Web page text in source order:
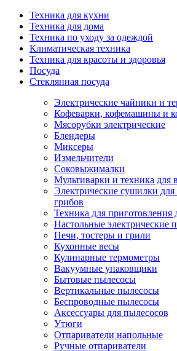
Техника для кухни
Техника для дома
Техника по уходу за одеждой
Климатическая техника
Техника для красоты и здоровья
Посуда
Стеклянная посуда
Электрические чайники и
Кофеварки, кофемашины и
Мясорубки электрические
Блендеры
Миксеры
Измельчители
Соковыжималки
Мультиварки и техника для
Электрические сушилки
грибов
Техника для приготовления
Настольные электрические
Печи, тостеры и грили
Кухонные весы
Кулинарные термометры
Вакуумные упаковщики
Бытовые пылесосы
Вертикальные пылесосы
Беспроводные пылесосы
Аксессуары для пылесосов
Утюги
Отпариватели напольные
Ручные отпариватели